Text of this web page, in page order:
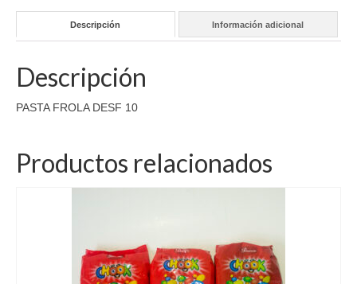
Descripción Información adicional
Descripción
PASTA FROLA DESF 10
Productos relacionados